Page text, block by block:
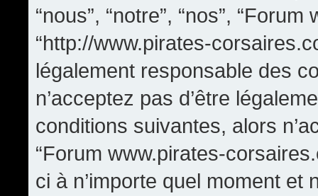
“nous”, “notre”, “nos”,
“http://www.pirates-
légalement responsable des
n’acceptez pas d’être
conditions suivantes, alors
“Forum www.pirates-
ci à n’importe quel moment